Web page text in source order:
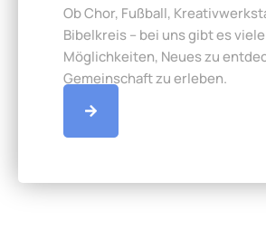
Ob Chor, Fußball,
Bibelkreis – bei uns gibt es viele
Möglichkeiten, Neues zu
Gemeinschaft zu erleben.